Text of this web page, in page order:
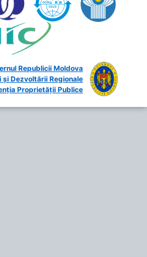
Republicii Moldova
Dezvoltării Regionale
Proprietății Publice